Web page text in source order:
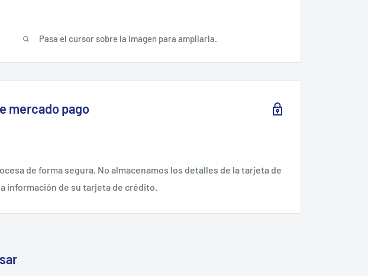
Pasa el cursor sobre la imagen para ampliarla.
mercado pago
de forma segura. No almacenamos los detalles de la tarjeta de
información de su tarjeta de crédito.